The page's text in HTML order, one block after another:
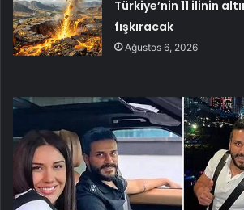
Türkiye’nin 11 ilinin
fışkıracak
Ağustos 6, 2026